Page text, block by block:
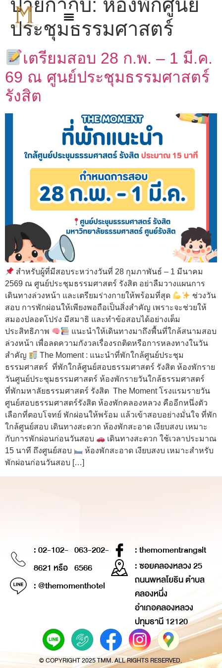
ป้ายกำกับ: ห้องพักศูนย์
ประชุมธรรมศาสตร์
เตรียมสอบ 28 ก.พ. – 1 มี.ค.
69 ณ ศูนย์ประชุมธรรมศาสตร์
รังสิต
สำหรับผู้ที่มีสอบระหว่างวันที่ 28 กุมภาพันธ์ – 1 มีนาคม
2569 ณ ศูนย์ประชุมธรรมศาสตร์ รังสิต อย่าลืมวางแผนการ
เดินทางล่วงหน้า และเตรียมร่างกายให้พร้อมที่สุด
ช่วงวัน
สอบ การพักผ่อนให้เพียงพอถือเป็นสิ่งสำคัญ เพราะจะช่วยให้
สมองปลอดโปร่ง มีสมาธิ และทำข้อสอบได้อย่างเต็ม
ประสิทธิภาพ
แนะนำให้เดินทางมาถึงพื้นที่ใกล้สนามสอบ
ล่วงหน้า เพื่อลดความกังวลเรื่องรถติดหรือการหลงทางในวัน
สำคัญ
The Moment : แนะนำที่พักใกล้ศูนย์ประชุม
ธรรมศาสตร์ ที่พักใกล้ศูนย์สอบธรรมศาสตร์ รังสิต ห้องพักราย
วันศูนย์ประชุมธรรมศาสตร์ ห้องพักรายวันใกล้ธรรมศาสตร์
ที่พักมหาลัยธรรมศาสตร์ รังสิต The Moment โรงแรมรายวัน
ศูนย์สอบธรรมศาสตร์รังสิต ห้องพักคลองหลวง คืออีกหนึ่งตัว
เลือกที่ตอบโจทย์ พักผ่อนให้พร้อม แล้วเข้าสอบอย่างมั่นใจ ที่พัก
ใกล้ศูนย์สอบ เดินทางสะดวก ห้องพักสะอาด เงียบสงบ เหมาะ
กับการพักผ่อนก่อนวันสอบ
เดินทางสะดวก ใช้เวลาประมาณ
15 นาที ถึงศูนย์สอบ
ห้องพักสะอาด เงียบสงบ เหมาะสำหรับ
พักผ่อนก่อนวันสอบ […]
: 02-102-
8621 หรือ
063-202-
6566
: @themomenthotel
: themomentrangsit
: ซอยคลองหลวง 25
ถนนพหลโยธิน ตำบล
คลองหนึ่ง
อำเภอคลองหลวง
ปทุมธานี 12120
© COPYRIGHT 2025 TMM. ALL RIGHTS RESERVED.